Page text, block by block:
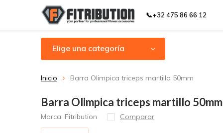
📞+32 475 86 66 12
Elige una categoría
Inicio Barra Olimpica triceps martillo 50mm
Barra Olimpica triceps martillo 50mm
Marca: Fitribution Comparar